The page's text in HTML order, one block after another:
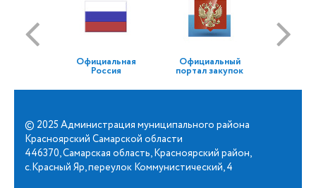
Официальная
Россия
Официальный
портал закупок
© 2025 Администрация муниципального района
Красноярский Самарской области
446370, Самарская область, Красноярский район,
с.Красный Яр, переулок Коммунистический, 4